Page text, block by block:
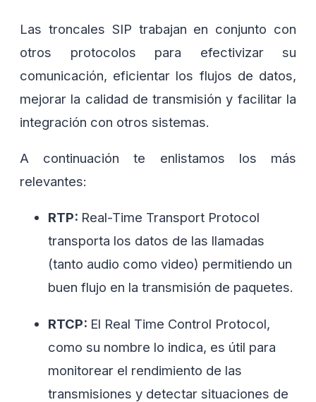
Las troncales SIP trabajan en conjunto con
otros protocolos para efectivizar su
comunicación, eficientar los flujos de datos,
mejorar la calidad de transmisión y facilitar la
integración con otros sistemas.
A continuación te enlistamos los más
relevantes:
RTP: Real-Time Transport Protocol
transporta los datos de las llamadas
(tanto audio como video) permitiendo un
buen flujo en la transmisión de paquetes.
RTCP: El Real Time Control Protocol,
como su nombre lo indica, es útil para
monitorear el rendimiento de las
transmisiones y detectar situaciones de